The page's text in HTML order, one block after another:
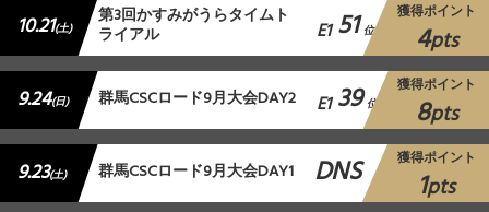
10.21(土) 第3回かすみがうらタイムト
ライアル E1 51 位
獲得ポイント
4pts
9.24(日) 群馬CSCロード9月大会DAY2 E1 39 位
獲得ポイント
8pts
9.23(土) 群馬CSCロード9月大会DAY1 DNS 獲得ポイント
1pts